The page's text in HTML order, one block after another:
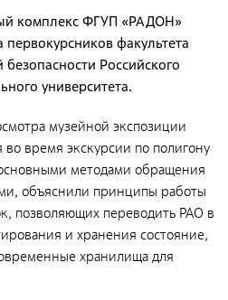
комплекс ФГУП «РАДОН»
факультета
Российского
университета.
музейной экспозиции
время экскурсии по полигону
методами обращения
объяснили принципы работы
позволяющих переводить РАО в
и хранения состояние,
хранилища для
"Росатома"